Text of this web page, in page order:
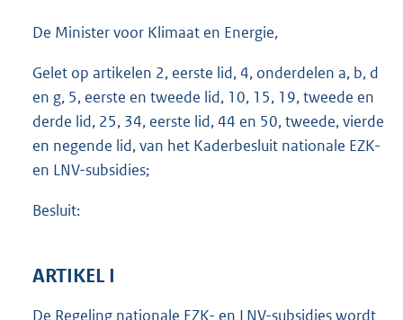
7
K
De Minister voor Klimaat en Energie,
Gelet op artikelen 2, eerste lid, 4, onderdelen a, b, d
en g, 5, eerste en tweede lid, 10, 15, 19, tweede en
derde lid, 25, 34, eerste lid, 44 en 50, tweede, vierde
en negende lid, van het Kaderbesluit nationale EZK-
en LNV-subsidies;
Besluit:
ARTIKEL I
De Regeling nationale EZK- en LNV-subsidies wordt